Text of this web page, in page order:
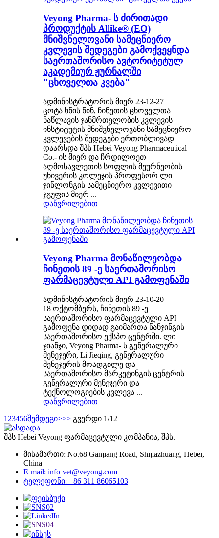
Veyong Pharma- ს ძირითადი
პროდუქტის Allike® (EO)
მნიშვნელოვანი სამეცნიერო
კვლევის შედეგები გამოქვეყნდა
საერთაშორისო ავტორიტეტულ
აკადემიურ ჟურნალში
"ცხოველთა კვება"
ადმინისტრატორის მიერ 23-12-27
ცოტა ხნის წინ, ჩინეთის ცხოველთა
ნაწლავის ჯანმრთელობის კვლევის
ინსტიტუტის მნიშვნელოვანი სამეცნიერო
კვლევების შედეგები ერთობლივად
დაარსდა შპს Hebei Veyong Pharmaceutical
Co.- ის მიერ და ჩრდილოეთ
აღმოსავლეთის სოფლის მეურნეობის
უნივერის კოლეჯის პროფესორ ლი
ჯინლონგის სამეცნიერო კვლევითი
ჯგუფის მიერ ...
დაწვრილებით
Veyong Pharma მონაწილეობდა
ჩინეთის 89 -ე საერთაშორისო
ფარმაცევტული API გამოფენაში
ადმინისტრატორის მიერ 23-10-20
18 ოქტომბერს, ჩინეთის 89 -ე
საერთაშორისო ფარმაცევტული API
გამოფენა დიდად გაიმართა ნანჯინგის
საერთაშორისო ექსპო ცენტრში. ლი
ჯიანჯი, Veyong Pharma- ს გენერალური
მენეჯერი, Li Jieqing, გენერალური
მენეჯერის მოადგილე და
საერთაშორისო მარკეტინგის ცენტრის
გენერალური მენეჯერი და
ტექნოლოგიების კვლევა ...
დაწვრილებით
1 23456შემდეგი>>> გვერდი 1/12
შპს Hebei Veyong ფარმაცევტული კომპანია, შპს.
მისამართი: No.68 Ganjiang Road, Shijiazhuang, Hebei,
China
E-mail: info-vet@veyong.com
ტელეფონი: +86 311 86065103